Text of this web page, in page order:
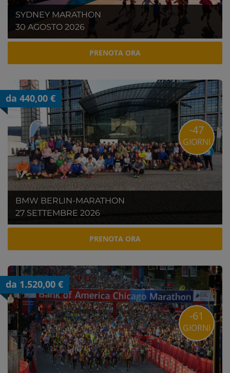
SYDNEY MARATHON
30 AGOSTO 2026
PRENOTA ORA
da 440,00 €
BMW BERLIN-MARATHON
27 SETTEMBRE 2026
-47
GIORNI
PRENOTA ORA
da 1.520,00 €
-61
GIORNI